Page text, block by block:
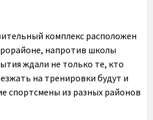
комплекс расположен
напротив школы
ждали не только те, кто
на тренировки будут и
спортсмены из разных районов